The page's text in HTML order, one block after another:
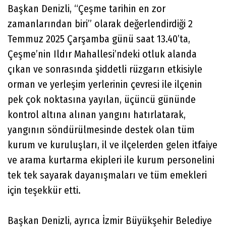
Başkan Denizli, “Çeşme tarihin en zor
zamanlarından biri” olarak değerlendirdiği 2
Temmuz 2025 Çarşamba günü saat 13.40’ta,
Çeşme’nin Ildır Mahallesi’ndeki otluk alanda
çıkan ve sonrasında şiddetli rüzgarın etkisiyle
orman ve yerleşim yerlerinin çevresi ile ilçenin
pek çok noktasına yayılan, üçüncü gününde
kontrol altına alınan yangını hatırlatarak,
yangının söndürülmesinde destek olan tüm
kurum ve kuruluşları, il ve ilçelerden gelen itfaiye
ve arama kurtarma ekipleri ile kurum personelini
tek tek sayarak dayanışmaları ve tüm emekleri
için teşekkür etti.
Başkan Denizli, ayrıca İzmir Büyükşehir Belediye